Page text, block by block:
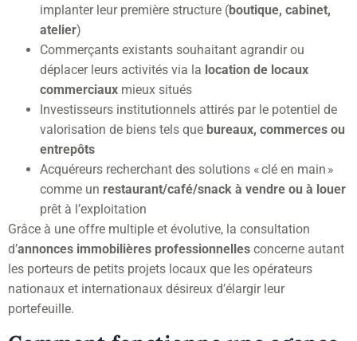
implanter leur première structure (boutique, cabinet,
atelier)
Commerçants existants souhaitant agrandir ou
déplacer leurs activités via la location de locaux
commerciaux mieux situés
Investisseurs institutionnels attirés par le potentiel de
valorisation de biens tels que bureaux, commerces ou
entrepôts
Acquéreurs recherchant des solutions « clé en main »
comme un restaurant/café/snack à vendre ou à louer
prêt à l’exploitation
Grâce à une offre multiple et évolutive, la consultation
d’annonces immobilières professionnelles concerne autant
les porteurs de petits projets locaux que les opérateurs
nationaux et internationaux désireux d’élargir leur
portefeuille.